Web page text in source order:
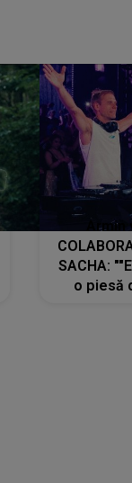
SACHA:
o piesă